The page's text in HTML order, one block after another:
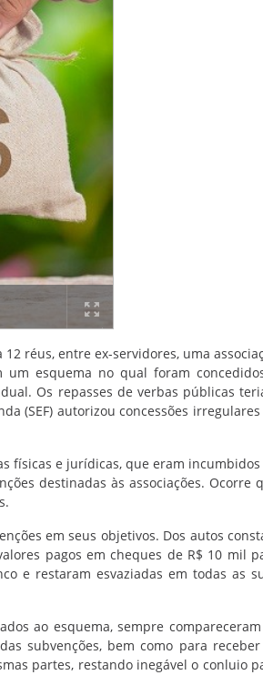
réus, entre ex-servidores, uma
um esquema no qual foram
Os repasses de verbas públicas
(SEF) autorizou concessões irregulares
físicas e jurídicas, que eram incumbidos
destinadas às associações. Ocorre
em seus objetivos. Dos autos
pagos em cheques de R$ 10 mil
e restaram esvaziadas em todas as
ao esquema, sempre compareceram
subvenções, bem como para receber
partes, restando inegável o conluio